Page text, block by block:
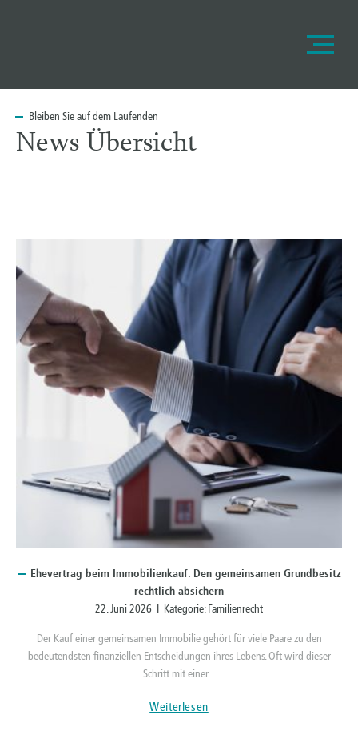
Bleiben Sie auf dem Laufenden
News Übersicht
Ehevertrag beim Immobilienkauf: Den gemeinsamen Grundbesitz
rechtlich absichern
22. Juni 2026 I Kategorie:Familienrecht
Der Kauf einer gemeinsamen Immobilie gehört für viele Paare zu den
bedeutendsten finanziellen Entscheidungen ihres Lebens. Oft wird dieser
Schritt mit einer...
Weiterlesen